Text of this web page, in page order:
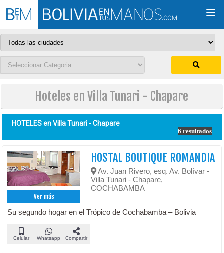
Hoteles en Villa Tunari - Chapare
HOTELES enVilla Tunari - Chapare
6 resultados
Ver más
HOSTAL BOUTIQUE ROMANDIA
Av. Juan Rivero, esq. Av. Bolívar -
Villa Tunari - Chapare,
COCHABAMBA
Su segundo hogar en el Trópico de Cochabamba – Bolivia
Celular Whatsapp Compartir